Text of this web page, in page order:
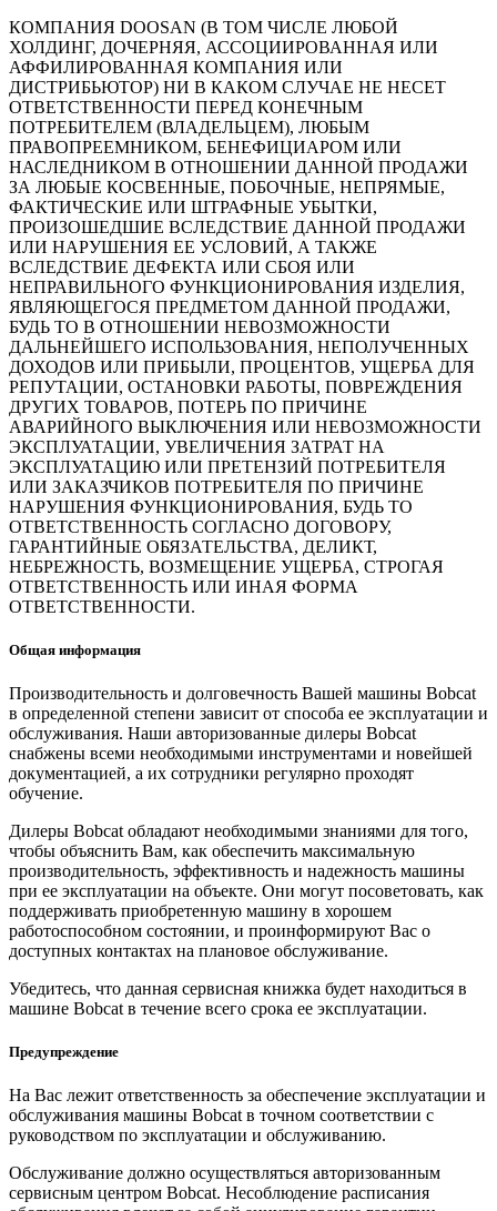
КОМПАНИЯ DOOSAN (В ТОМ ЧИСЛЕ ЛЮБОЙ
ХОЛДИНГ, ДОЧЕРНЯЯ, АССОЦИИРОВАННАЯ ИЛИ
АФФИЛИРОВАННАЯ КОМПАНИЯ ИЛИ
ДИСТРИБЬЮТОР) НИ В КАКОМ СЛУЧАЕ НЕ НЕСЕТ
ОТВЕТСТВЕННОСТИ ПЕРЕД КОНЕЧНЫМ
ПОТРЕБИТЕЛЕМ (ВЛАДЕЛЬЦЕМ), ЛЮБЫМ
ПРАВОПРЕЕМНИКОМ, БЕНЕФИЦИАРОМ ИЛИ
НАСЛЕДНИКОМ В ОТНОШЕНИИ ДАННОЙ ПРОДАЖИ
ЗА ЛЮБЫЕ КОСВЕННЫЕ, ПОБОЧНЫЕ, НЕПРЯМЫЕ,
ФАКТИЧЕСКИЕ ИЛИ ШТРАФНЫЕ УБЫТКИ,
ПРОИЗОШЕДШИЕ ВСЛЕДСТВИЕ ДАННОЙ ПРОДАЖИ
ИЛИ НАРУШЕНИЯ ЕЕ УСЛОВИЙ, А ТАКЖЕ
ВСЛЕДСТВИЕ ДЕФЕКТА ИЛИ СБОЯ ИЛИ
НЕПРАВИЛЬНОГО ФУНКЦИОНИРОВАНИЯ ИЗДЕЛИЯ,
ЯВЛЯЮЩЕГОСЯ ПРЕДМЕТОМ ДАННОЙ ПРОДАЖИ,
БУДЬ ТО В ОТНОШЕНИИ НЕВОЗМОЖНОСТИ
ДАЛЬНЕЙШЕГО ИСПОЛЬЗОВАНИЯ, НЕПОЛУЧЕННЫХ
ДОХОДОВ ИЛИ ПРИБЫЛИ, ПРОЦЕНТОВ, УЩЕРБА ДЛЯ
РЕПУТАЦИИ, ОСТАНОВКИ РАБОТЫ, ПОВРЕЖДЕНИЯ
ДРУГИХ ТОВАРОВ, ПОТЕРЬ ПО ПРИЧИНЕ
АВАРИЙНОГО ВЫКЛЮЧЕНИЯ ИЛИ НЕВОЗМОЖНОСТИ
ЭКСПЛУАТАЦИИ, УВЕЛИЧЕНИЯ ЗАТРАТ НА
ЭКСПЛУАТАЦИЮ ИЛИ ПРЕТЕНЗИЙ ПОТРЕБИТЕЛЯ
ИЛИ ЗАКАЗЧИКОВ ПОТРЕБИТЕЛЯ ПО ПРИЧИНЕ
НАРУШЕНИЯ ФУНКЦИОНИРОВАНИЯ, БУДЬ ТО
ОТВЕТСТВЕННОСТЬ СОГЛАСНО ДОГОВОРУ,
ГАРАНТИЙНЫЕ ОБЯЗАТЕЛЬСТВА, ДЕЛИКТ,
НЕБРЕЖНОСТЬ, ВОЗМЕЩЕНИЕ УЩЕРБА, СТРОГАЯ
ОТВЕТСТВЕННОСТЬ ИЛИ ИНАЯ ФОРМА
ОТВЕТСТВЕННОСТИ.
Общая информация
Производительность и долговечность Вашей машины Bobcat
в определенной степени зависит от способа ее эксплуатации и
обслуживания. Наши авторизованные дилеры Bobcat
снабжены всеми необходимыми инструментами и новейшей
документацией, а их сотрудники регулярно проходят
обучение.
Дилеры Bobcat обладают необходимыми знаниями для того,
чтобы объяснить Вам, как обеспечить максимальную
производительность, эффективность и надежность машины
при ее эксплуатации на объекте. Они могут посоветовать, как
поддерживать приобретенную машину в хорошем
работоспособном состоянии, и проинформируют Вас о
доступных контактах на плановое обслуживание.
Убедитесь, что данная сервисная книжка будет находиться в
машине Bobcat в течение всего срока ее эксплуатации.
Предупреждение
На Вас лежит ответственность за обеспечение эксплуатации и
обслуживания машины Bobcat в точном соответствии с
руководством по эксплуатации и обслуживанию.
Обслуживание должно осуществляться авторизованным
сервисным центром Bobcat. Несоблюдение расписания